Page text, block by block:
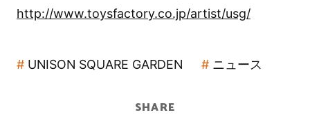
http://www.toysfactory.co.jp/artist/usg/
UNISON SQUARE GARDEN ニュース
SHARE